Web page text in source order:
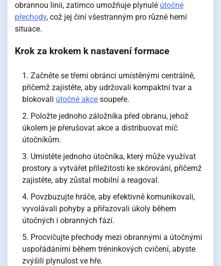
obrannou linii, zatímco umožňuje plynulé útočné
přechody, což jej činí všestranným pro různé herní
situace.
Krok za krokem k nastavení formace
Začněte se třemi obránci umístěnými centrálně,
přičemž zajistěte, aby udržovali kompaktní tvar a
blokovali útočné akce soupeře.
Položte jednoho záložníka před obranu, jehož
úkolem je přerušovat akce a distribuovat míč
útočníkům.
Umístěte jednoho útočníka, který může využívat
prostory a vytvářet příležitosti ke skórování, přičemž
zajistěte, aby zůstal mobilní a reagoval.
Povzbuzujte hráče, aby efektivně komunikovali,
vyvolávali pohyby a přiřazovali úkoly během
útočných i obranných fází.
Procvičujte přechody mezi obrannými a útočnými
uspořádáními během tréninkových cvičení, abyste
zvýšili plynulost ve hře.